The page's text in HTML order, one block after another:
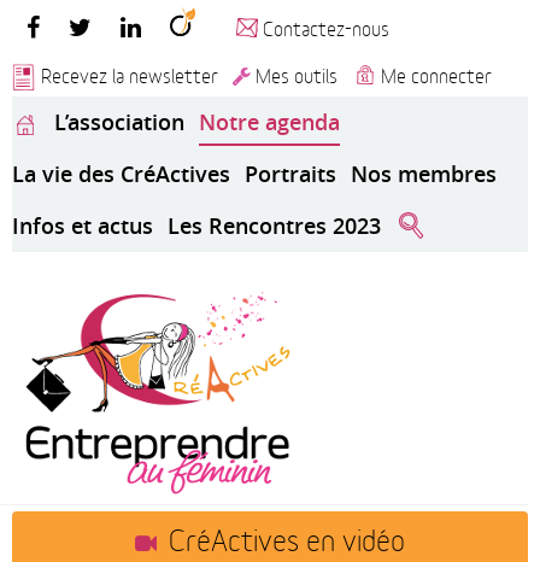
Contactez-nous
Recevez la newsletter
Mes outils Me connecter
L’association Notre agenda
La vie des CréActives Portraits Nos membres
Infos et actus Les Rencontres 2023
CréActives en vidéo